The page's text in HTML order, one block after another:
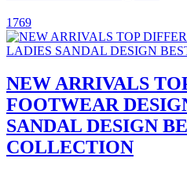
1769
NEW ARRIVALS
FOOTWEAR
SANDAL DESIGN
COLLECTION